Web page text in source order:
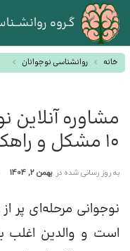
گـروه
خانه روانشناسی نوجوانان
مشاوره آنلاین
۱۰ مشکل و راهکار
به روز رسانی شده در بهمن 2, 1404
نوجوانی مرحله‌ای پر
است و والدین اغلب